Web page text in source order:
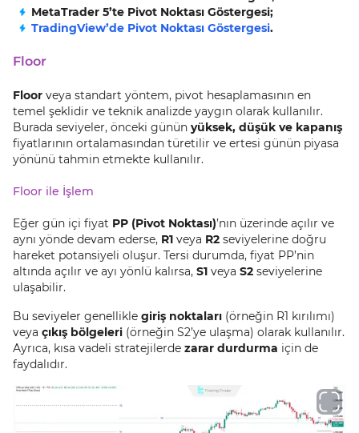
MetaTrader 5’te Pivot Noktası Göstergesi;
TradingView’de Pivot Noktası Göstergesi.
Floor
Floor veya standart yöntem, pivot hesaplamasının en
temel şeklidir ve teknik analizde yaygın olarak kullanılır.
Burada seviyeler, önceki günün yüksek, düşük ve kapanış
fiyatlarının ortalamasından türetilir ve ertesi günün piyasa
yönünü tahmin etmekte kullanılır.
Floor ile İşlem
Eğer gün içi fiyat PP (Pivot Noktası)’nın üzerinde açılır ve
aynı yönde devam ederse, R1 veya R2 seviyelerine doğru
hareket potansiyeli oluşur. Tersi durumda, fiyat PP’nin
altında açılır ve ayı yönlü kalırsa, S1 veya S2 seviyelerine
ulaşabilir.
Bu seviyeler genellikle giriş noktaları (örneğin R1 kırılımı)
veya çıkış bölgeleri (örneğin S2’ye ulaşma) olarak kullanılır.
Ayrıca, kısa vadeli stratejilerde zarar durdurma için de
faydalıdır.